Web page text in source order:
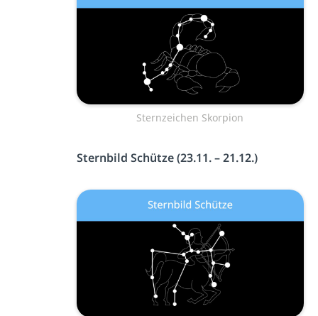
Sternzeichen Skorpion
Sternbild Schütze (23.11. – 21.12.)